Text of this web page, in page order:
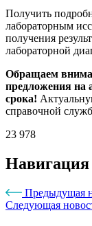
Получить
лабораторным
получения
лабораторной
Обращаем
предложения на
срока!
справочной
23 978
Навигация
Предыдущая
Следующая